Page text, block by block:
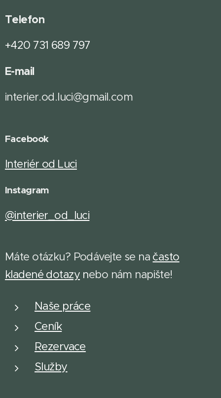
Telefon
+420 731 689 797
E-mail
interier.od.luci@gmail.com
Facebook
Interiér od Luci
Instagram
@interier_od_luci
Máte otázku? Podávejte se na často
kladené dotazy nebo nám napište!
Naše práce
Ceník
Rezervace
Služby